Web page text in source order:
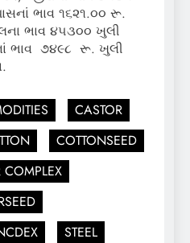
ભાવ ૧૬૨૧.૦૦ રૂ.
ભાવ ૪૫૩૦૦ ખુલી
ભાવ ૭૪૯૮ રૂ. ખુલી
CASTOR
COTTONSEED
COMPLEX
STEEL